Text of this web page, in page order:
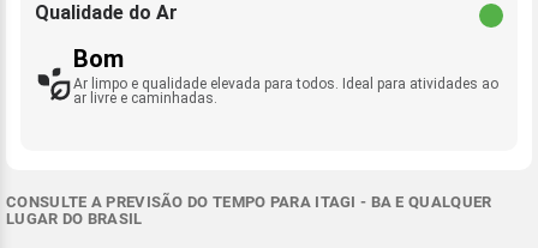
Qualidade do Ar
Bom
Ar limpo e qualidade elevada para todos. Ideal para atividades ao
ar livre e caminhadas.
CONSULTE A PREVISÃO DO TEMPO PARA ITAGI - BA E QUALQUER
LUGAR DO BRASIL